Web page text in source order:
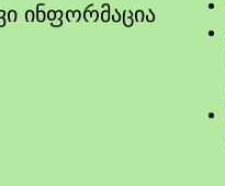
ინფორმაცია